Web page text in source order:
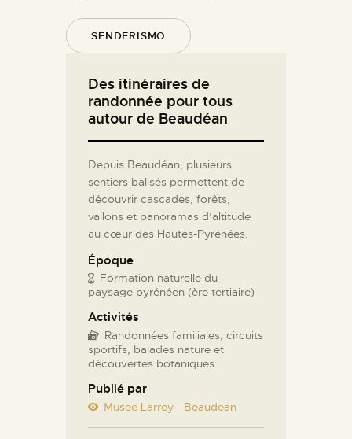
SENDERISMO
Des itinéraires de
randonnée pour tous
autour de Beaudéan
Depuis Beaudéan, plusieurs
sentiers balisés permettent de
découvrir cascades, forêts,
vallons et panoramas d’altitude
au cœur des Hautes-Pyrénées.
Époque
Formation naturelle du
paysage pyrénéen (ère tertiaire)
Activités
Randonnées familiales, circuits
sportifs, balades nature et
découvertes botaniques.
Publié par
Musee Larrey - Beaudean